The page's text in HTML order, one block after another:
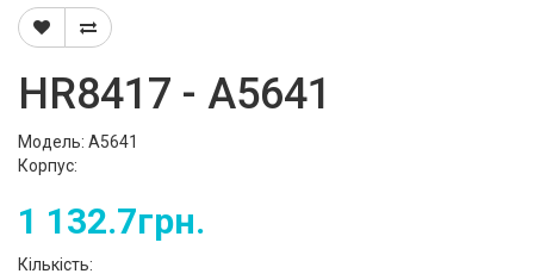
HR8417 - A5641
Модель: A5641
Корпус:
1 132.7грн.
Кількість: